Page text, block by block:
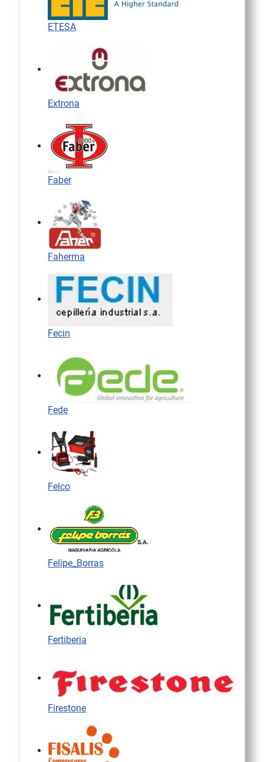
ETESA
Extrona
Faber
Faherma
Fecin
Fede
Felco
Felipe_Borras
Fertiberia
Firestone